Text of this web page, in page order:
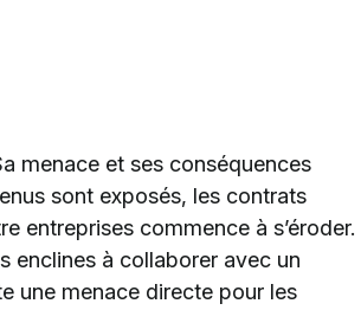
menace et ses conséquences
sont exposés, les contrats
entreprises commence à s’éroder.
enclines à collaborer avec un
une menace directe pour les